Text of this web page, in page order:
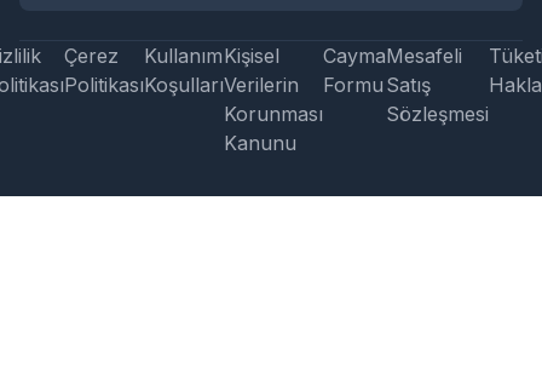
Çerez
Politikası
Kullanım
Koşulları
Kişisel
Verilerin
Korunması
Kanunu
Cayma
Formu
Mesafeli
Satış
Sözleşmesi